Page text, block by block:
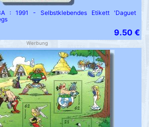
: 1991 - Selbstklebendes Etikett 'Daguet
9.50 €
Werbung